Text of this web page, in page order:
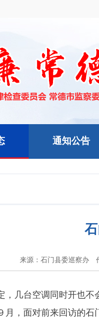
通知公告
来源：石门县委巡察办
，几台空调同时开也
月，面对前来回访的